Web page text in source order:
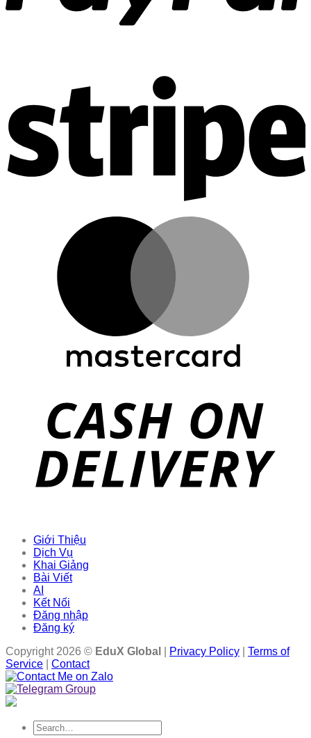
Giới Thiệu
Dịch Vụ
Khai Giảng
Bài Viết
AI
Kết Nối
Đăng nhập
Đăng ký
Copyright 2026 © EduX Global Privacy Policy
Terms of
Service
Contact
Search